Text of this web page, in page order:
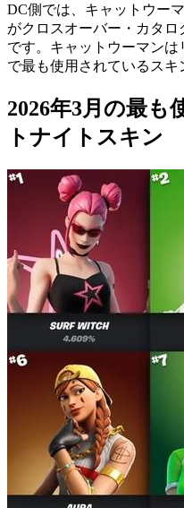
DC側では、キャットウー
がクロスオーバー・カタ
です。キャットウーマン
で最も使用されているスキ
2026年3月の最も
トナイトスキン